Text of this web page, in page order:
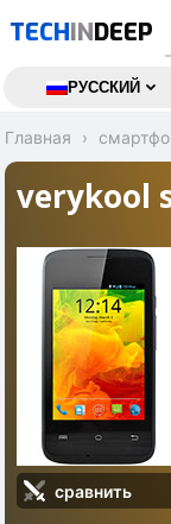
TECHINDEEP
РУССКИЙ
Главная
verykool
сравнить